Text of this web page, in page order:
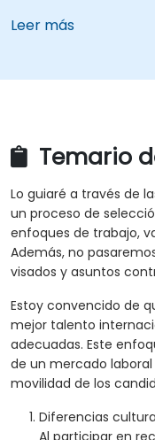
Leer más
Temario
Lo guiaré a través de
un proceso de
enfoques de trabajo,
Además, no
visados y asuntos
Estoy convencido de
mejor talento
adecuadas. Este
de un mercado
movilidad de los
Diferencias